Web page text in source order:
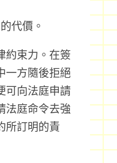
代價。
約束力。在簽
一方隨後拒絕
可向法庭申請
法庭命令去強
所訂明的責